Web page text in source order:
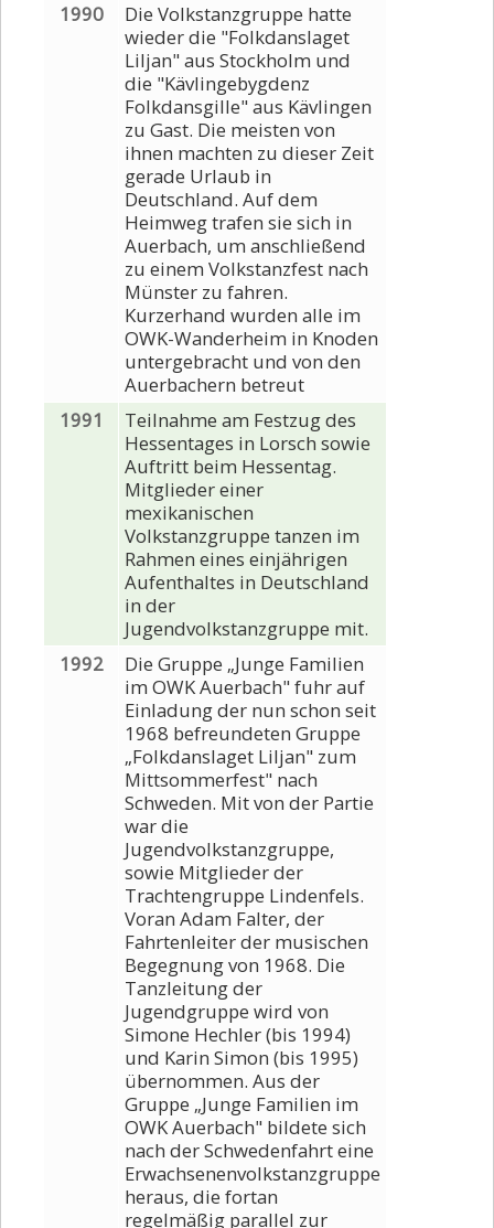
1990
Die Volkstanzgruppe hatte
wieder die "Folkdanslaget
Liljan" aus Stockholm und
die "Kävlingebygdenz
Folkdansgille" aus Kävlingen
zu Gast. Die meisten von
ihnen machten zu dieser Zeit
gerade Urlaub in
Deutschland. Auf dem
Heimweg trafen sie sich in
Auerbach, um anschließend
zu einem Volkstanzfest nach
Münster zu fahren.
Kurzerhand wurden alle im
OWK-Wanderheim in Knoden
untergebracht und von den
Auerbachern betreut
1991
Teilnahme am Festzug des
Hessentages in Lorsch sowie
Auftritt beim Hessentag.
Mitglieder einer
mexikanischen
Volkstanzgruppe tanzen im
Rahmen eines einjährigen
Aufenthaltes in Deutschland
in der
Jugendvolkstanzgruppe mit.
1992
Die Gruppe „Junge Familien
im OWK Auerbach" fuhr auf
Einladung der nun schon seit
1968 befreundeten Gruppe
„Folkdanslaget Liljan" zum
Mittsommerfest" nach
Schweden. Mit von der Partie
war die
Jugendvolkstanzgruppe,
sowie Mitglieder der
Trachtengruppe Lindenfels.
Voran Adam Falter, der
Fahrtenleiter der musischen
Begegnung von 1968. Die
Tanzleitung der
Jugendgruppe wird von
Simone Hechler (bis 1994)
und Karin Simon (bis 1995)
übernommen. Aus der
Gruppe „Junge Familien im
OWK Auerbach" bildete sich
nach der Schwedenfahrt eine
Erwachsenenvolkstanzgruppe
heraus, die fortan
regelmäßig parallel zur